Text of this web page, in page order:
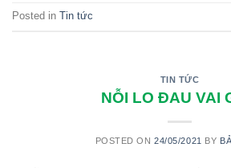
Posted in Tin tức
TIN TỨC
NỖI LO ĐAU VAI
POSTED ON24/05/2021 BY